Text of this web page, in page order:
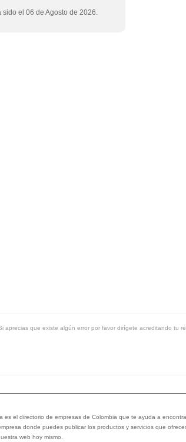
el 06 de Agosto de 2026.
que existe algún error por favor dirígete acreditando tu
es el directorio de empresas de Colombia que te ayuda a
donde puedes publicar los productos y servicios que
web hoy mismo.